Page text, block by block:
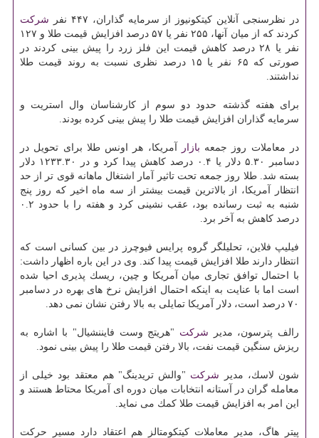
در نظرسنجی آنلاین كیتكونیوز از سرمایه گذاران، ۴۴۷ نفر
شركت
كردند كه از میان آنها، ۲۵۵ نفر یا ۵۷ درصد افزایش قیمت طلا و ۱۲۷
نفر یا ۲۸ درصد كاهش قیمت این فلز زرد را پیش بینی كردند در
صورتی كه ۶۵ نفر یا ۱۵ درصد نظری نسبت به روند قیمت طلا
نداشتند.
برای هفته گذشته حدود دو سوم از كارشناسان وال استریت و
سرمایه گذاران افزایش قیمت طلا را پیش بینی كرده بودند.
در معاملات روز جمعه بازار
آمریكا، هر اونس طلا برای تحویل در
دسامبر ۵.۳۰ دلار یا ۰.۴ درصد كاهش پیدا كرد و در ۱۲۳۳.۳۰ دلار
بسته شد. طلا روز جمعه تحت تاثیر آمار اشتغال ماهانه قوی تر از حد
انتظار آمریكا، از بالاترین قیمت بیشتر از سه ماه اخیر كه روز پنج
شنبه به ثبت رسانده بود، عقب نشینی كرد و هفته را با حدود ۰.۲
درصد كاهش به آخر برد.
فیلیپ فلاین، تحلیلگر گروه پرایس فیوچرز در بین كسانی است كه
انتظار دارند طلا افزایش قیمت پیدا كند. وی در این باره اظهار داشت:
با احتمال توافق تجاری میان آمریكا و چین، ریسك پذیری احیا شده
است اما با عنایت به اینكه احتمال افزایش نرخ های بهره در دسامبر
۷۰ درصد است، دلار آمریكا تمایلی به بالا رفتن نشان نمی دهد.
رالف پترسون، مدیر شركت "هریتج وست فایننشیال" با اشاره به
ریزش سنگین قیمت نفت، بالا رفتن قیمت طلا را پیش بینی نمود.
شون لاسك، مدیر شركت "والش تریدینگ" هم معتقد بود خیلی از
معامله گران در آستانه انتخابات میان دوره ای آمریكا محتاط هستند و
این امر به افزایش قیمت طلا كمك می نماید.
پیتر هاگ، مدیر معاملات كیتكومتالز هم اعتقاد دارد مسیر حركت